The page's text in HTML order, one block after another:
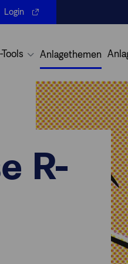
Login
Anlagethemen
R-